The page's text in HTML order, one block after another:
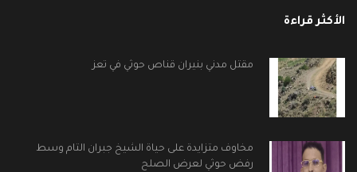
الأكثر قراءة
مقتل مدني بنيران قناص حوثي في تعز
مخاوف متزايدة على حياة الشيخ جبران التام وسط
رفض حوثي لعرض الصلح